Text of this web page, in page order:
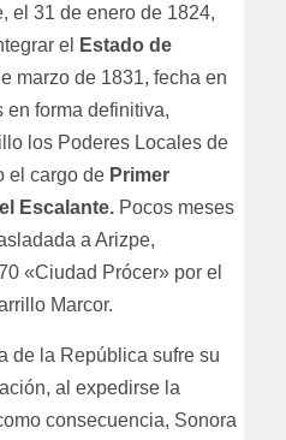
el 31 de enero de 1824,
el
Estado de
marzo de 1831, fecha en
en forma definitiva,
los Poderes Locales de
el cargo de Primer
Escalante. Pocos meses
a Arizpe,
«Ciudad Prócer» por el
Marcor.
de la República sufre su
al expedirse la
consecuencia, Sonora